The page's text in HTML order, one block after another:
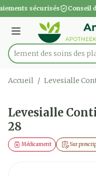
Aller au contenu
1 de 1
sécurisés Conseil
Menu
Rechercherdes soins des
Accueil / Levesialle
Levesialle
28
Sur
Médicament